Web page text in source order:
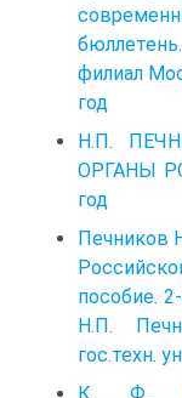
филиал
год
Н.П.
ОРГАНЫ
год
Печников
пособие.
Н.П.
гос.техн.